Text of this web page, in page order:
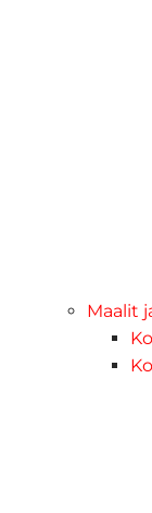
Maalit